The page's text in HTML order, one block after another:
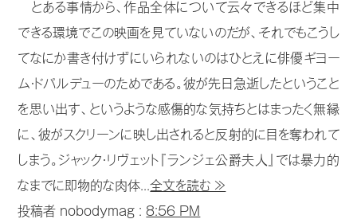
とある事情から、作品全体について云々できるほど集中
できる環境でこの映画を見ていないのだが、それでもこうし
てなにか書き付けずにいられないのはひとえに俳優ギヨー
ム・ドパルデューのためである。彼が先日急逝したということ
を思い出す、というような感傷的な気持ちとはまったく無縁
に、彼がスクリーンに映し出されると反射的に目を奪われて
しまう。ジャック・リヴェット『ランジェ公爵夫人』では暴力的
なまでに即物的な肉体...全文を読む ≫
投稿者 nobodymag :8:56 PM